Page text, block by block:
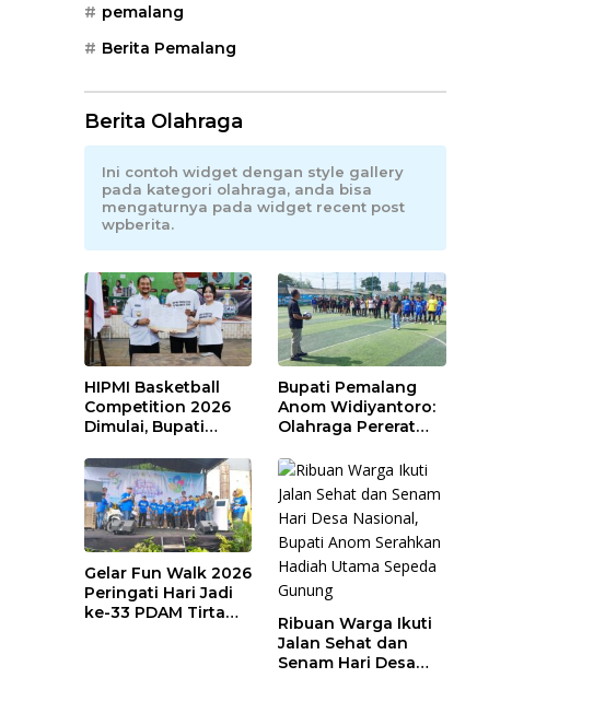
pemalang
Berita Pemalang
Berita Olahraga
Ini contoh widget dengan style gallery
pada kategori olahraga, anda bisa
mengaturnya pada widget recent post
wpberita.
HIPMI Basketball
Competition 2026
Dimulai, Bupati
Maju, UMKM Ikut
Melaju
Bupati Pemalang
Anom Widiyantoro:
Olahraga Pererat
di Hari Buruh
Gelar Fun Walk 2026
Peringati Hari Jadi
ke-33 PDAM Tirta
Ribuan Warga Ikuti
Jalan Sehat dan
Senam Hari Desa